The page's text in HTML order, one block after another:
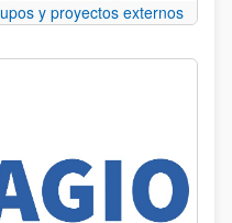
y proyectos externos